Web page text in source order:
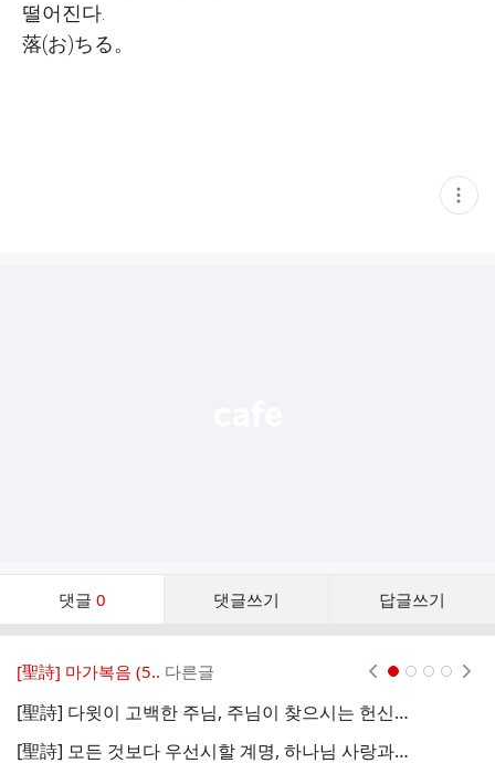
떨어진다
落(お)ちる。
현
재
댓글 0 댓글쓰기 답글쓰기
댓
[聖詩] 마가복음 (5.. 다른글
[聖詩] 다윗이 고백한 주님, 주님이 찾으시는 헌신 (마가복음12장35절~44절) / 이관형
[聖詩] 모든 것보다 우선시할 계명, 하나님 사랑과 이웃 사랑 (마가복음12장28절~34절) / 이관형